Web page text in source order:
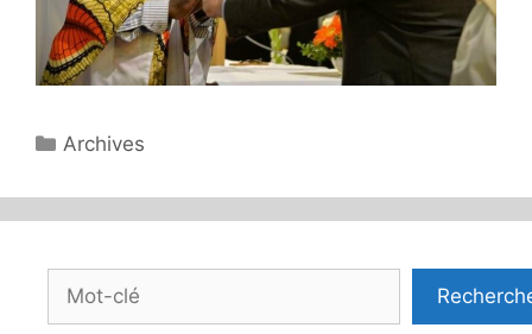
Catégories
Archives
Rechercher